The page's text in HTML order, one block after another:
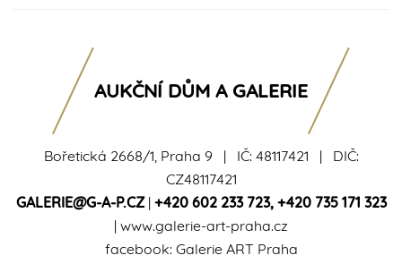
Bořetická 2668/1, Praha 9 | IČ: 48117421 | DIČ:
CZ48117421
GALERIE@G-A-P.CZ| +420 602 233 723, +420 735 171 323
| www.galerie-art-praha.cz
facebook: Galerie ART Praha
AUKČNÍ DŮM A GALERIE